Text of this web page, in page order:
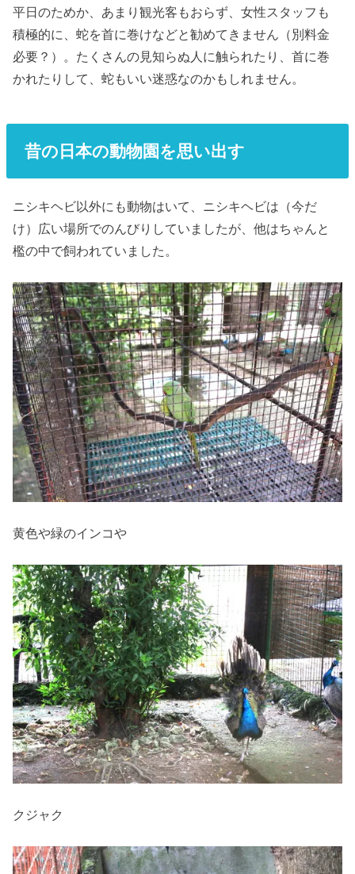
平日のためか、あまり観光客もおらず、女性スタッフも
積極的に、蛇を首に巻けなどと勧めてきません（別料金
必要？）。たくさんの見知らぬ人に触られたり、首に巻
かれたりして、蛇もいい迷惑なのかもしれません。
昔の日本の動物園を思い出す
ニシキヘビ以外にも動物はいて、ニシキヘビは（今だ
け）広い場所でのんびりしていましたが、他はちゃんと
檻の中で飼われていました。
黄色や緑のインコや
クジャク